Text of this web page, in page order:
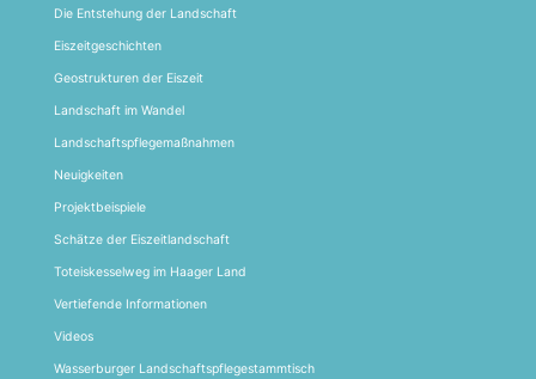
Die Entstehung der Landschaft
Eiszeitgeschichten
Geostrukturen der Eiszeit
Landschaft im Wandel
Landschaftspflegemaßnahmen
Neuigkeiten
Projektbeispiele
Schätze der Eiszeitlandschaft
Toteiskesselweg im Haager Land
Vertiefende Informationen
Videos
Wasserburger Landschaftspflegestammtisch